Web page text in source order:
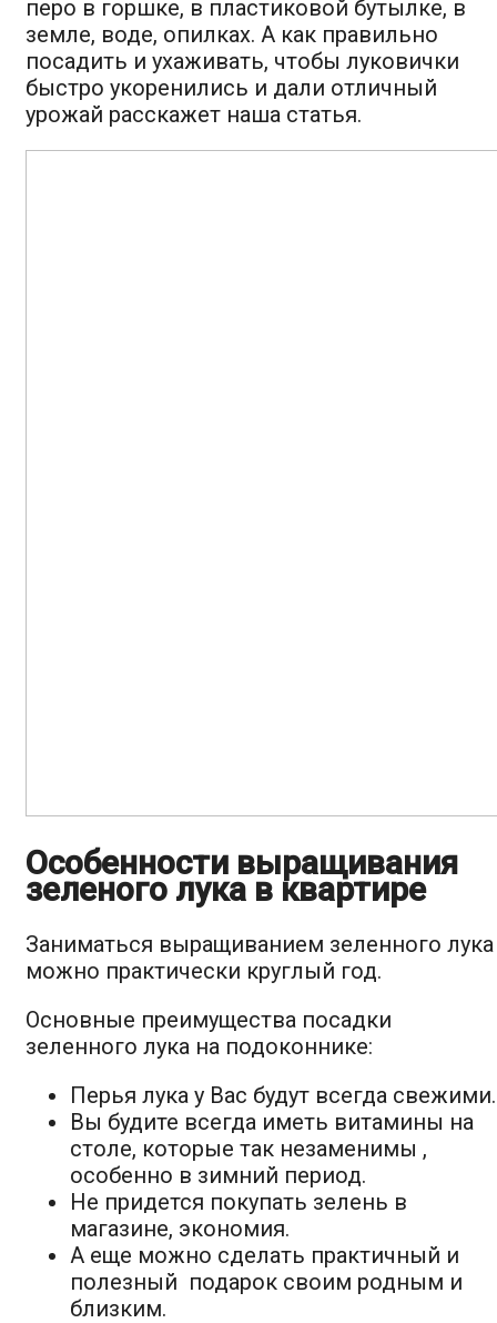
перо в горшке, в пластиковой бутылке, в
земле, воде, опилках. А как правильно
посадить и ухаживать, чтобы луковички
быстро укоренились и дали отличный
урожай расскажет наша статья.
Особенности выращивания
зеленого лука в квартире
Заниматься выращиванием зеленного лука
можно практически круглый год.
Основные преимущества посадки
зеленного лука на подоконнике:
Перья лука у Вас будут всегда свежими.
Вы будите всегда иметь витамины на
столе, которые так незаменимы ,
особенно в зимний период.
Не придется покупать зелень в
магазине, экономия.
А еще можно сделать практичный и
полезный подарок своим родным и
близким.